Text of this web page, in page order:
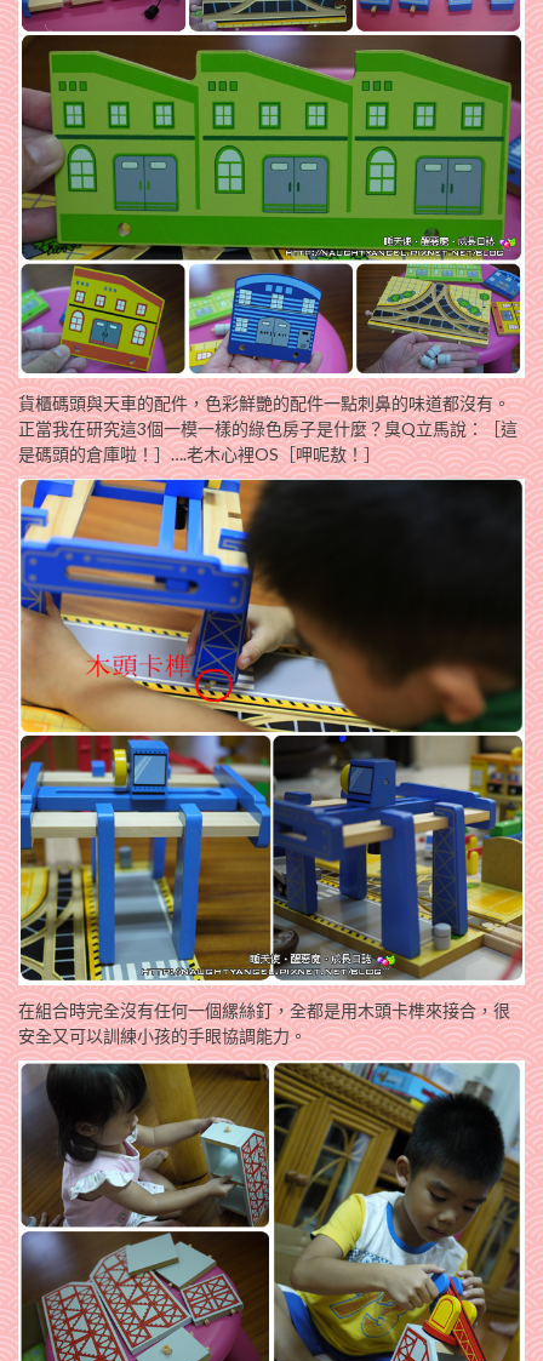
貨櫃碼頭與天車的配件，色彩鮮艷的配件一點刺鼻的味道都沒有。
正當我在研究這3個一模一樣的綠色房子是什麼？臭Q立馬說：［這
是碼頭的倉庫啦！］….老木心裡OS［呷呢敖！］
在組合時完全沒有任何一個縲絲釘，全都是用木頭卡榫來接合，很
安全又可以訓練小孩的手眼協調能力。